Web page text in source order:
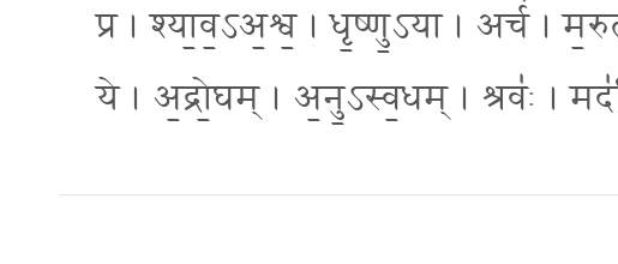
प्र । श्या॒व॒ऽअ॒श्व॒ । धृ॒ष्णु॒ऽया । अर्च॑ ।
ये । अ॒द्रो॒घम् । अ॒नु॒ऽस्व॒धम् । श्रवः॑ ।